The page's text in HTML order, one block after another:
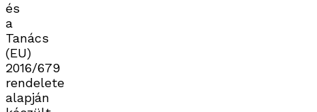
és
a
Tanács
(EU)
2016/679
rendelete
alapján